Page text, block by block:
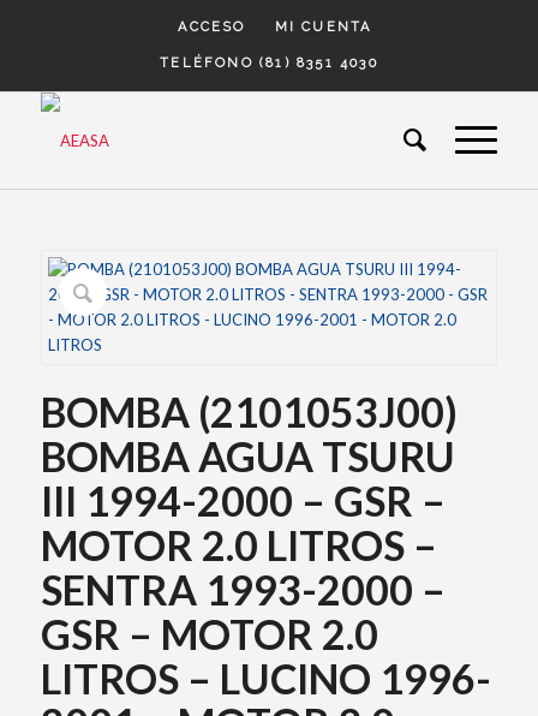
ACCESO MI CUENTA
TELÉFONO (81) 8351 4030
BOMBA (2101053J00)
BOMBA AGUA TSURU
III 1994-2000 – GSR –
MOTOR 2.0 LITROS –
SENTRA 1993-2000 –
GSR – MOTOR 2.0
LITROS – LUCINO 1996-